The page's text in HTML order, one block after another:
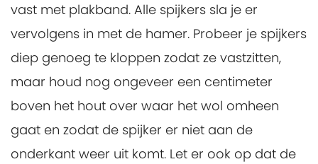
vast met plakband. Alle spijkers sla je er
vervolgens in met de hamer. Probeer je spijkers
diep genoeg te kloppen zodat ze vastzitten,
maar houd nog ongeveer een centimeter
boven het hout over waar het wol omheen
gaat en zodat de spijker er niet aan de
onderkant weer uit komt. Let er ook op dat de